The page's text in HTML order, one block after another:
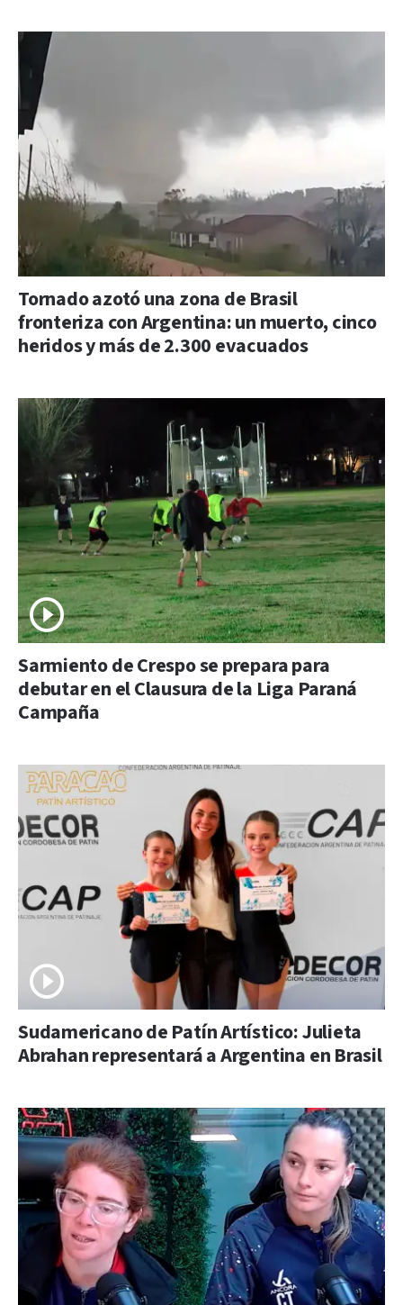
Tornado azotó una zona de Brasil
fronteriza con Argentina: un muerto, cinco
heridos y más de 2.300 evacuados
Sarmiento de Crespo se prepara para
debutar en el Clausura de la Liga Paraná
Campaña
Sudamericano de Patín Artístico: Julieta
Abrahan representará a Argentina en Brasil